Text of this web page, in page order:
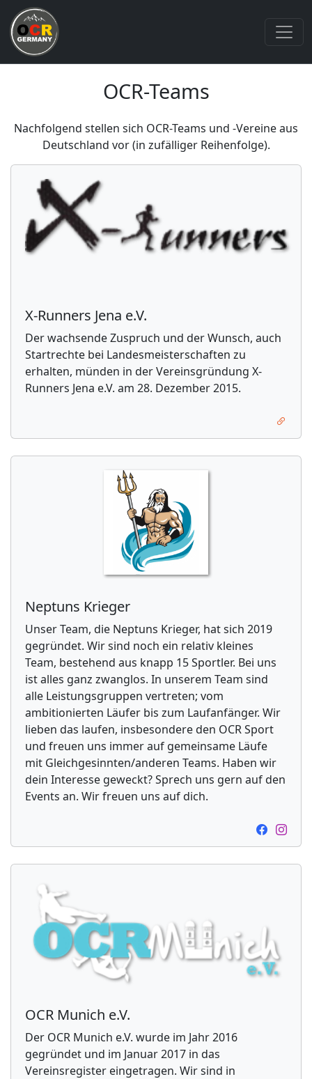
OCR-Teams
Nachfolgend stellen sich OCR-Teams und -Vereine aus
Deutschland vor (in zufälliger Reihenfolge).
X-Runners Jena e.V.
Der wachsende Zuspruch und der Wunsch, auch
Startrechte bei Landesmeisterschaften zu
erhalten, münden in der Vereinsgründung X-
Runners Jena e.V. am 28. Dezember 2015.
Neptuns Krieger
Unser Team, die Neptuns Krieger, hat sich 2019
gegründet. Wir sind noch ein relativ kleines
Team, bestehend aus knapp 15 Sportler. Bei uns
ist alles ganz zwanglos. In unserem Team sind
alle Leistungsgruppen vertreten; vom
ambitionierten Läufer bis zum Laufanfänger. Wir
lieben das laufen, insbesondere den OCR Sport
und freuen uns immer auf gemeinsame Läufe
mit Gleichgesinnten/anderen Teams. Haben wir
dein Interesse geweckt? Sprech uns gern auf den
Events an. Wir freuen uns auf dich.
OCR Munich e.V.
Der OCR Munich e.V. wurde im Jahr 2016
gegründet und im Januar 2017 in das
Vereinsregister eingetragen. Wir sind in